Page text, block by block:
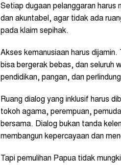
Setiap dugaan pelanggaran harus
dan akuntabel, agar tidak ada
pada klaim sepihak.
Akses kemanusiaan harus
bisa bergerak bebas, dan seluruh
pendidikan, pangan, dan
Ruang dialog yang inklusif harus
tokoh agama, perempuan,
bersama. Dialog bukan tanda
membangun kepercayaan dan
Tapi pemulihan Papua tidak